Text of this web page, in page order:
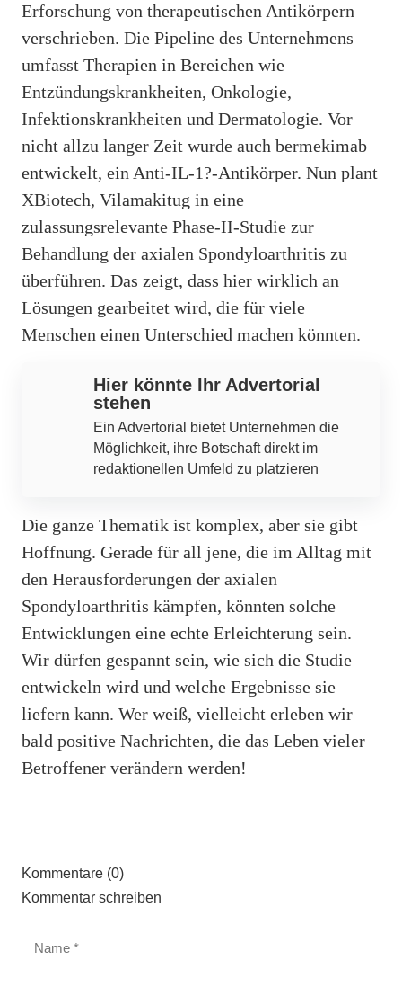
Erforschung von therapeutischen Antikörpern
verschrieben. Die Pipeline des Unternehmens
umfasst Therapien in Bereichen wie
Entzündungskrankheiten, Onkologie,
Infektionskrankheiten und Dermatologie. Vor
nicht allzu langer Zeit wurde auch bermekimab
entwickelt, ein Anti-IL-1?-Antikörper. Nun plant
XBiotech, Vilamakitug in eine
zulassungsrelevante Phase-II-Studie zur
Behandlung der axialen Spondyloarthritis zu
überführen. Das zeigt, dass hier wirklich an
Lösungen gearbeitet wird, die für viele
Menschen einen Unterschied machen könnten.
Hier könnte Ihr Advertorial
stehen
Ein Advertorial bietet Unternehmen die
Möglichkeit, ihre Botschaft direkt im
redaktionellen Umfeld zu platzieren
Die ganze Thematik ist komplex, aber sie gibt
Hoffnung. Gerade für all jene, die im Alltag mit
den Herausforderungen der axialen
Spondyloarthritis kämpfen, könnten solche
Entwicklungen eine echte Erleichterung sein.
Wir dürfen gespannt sein, wie sich die Studie
entwickeln wird und welche Ergebnisse sie
liefern kann. Wer weiß, vielleicht erleben wir
bald positive Nachrichten, die das Leben vieler
Betroffener verändern werden!
Kommentare (0)
Kommentar schreiben